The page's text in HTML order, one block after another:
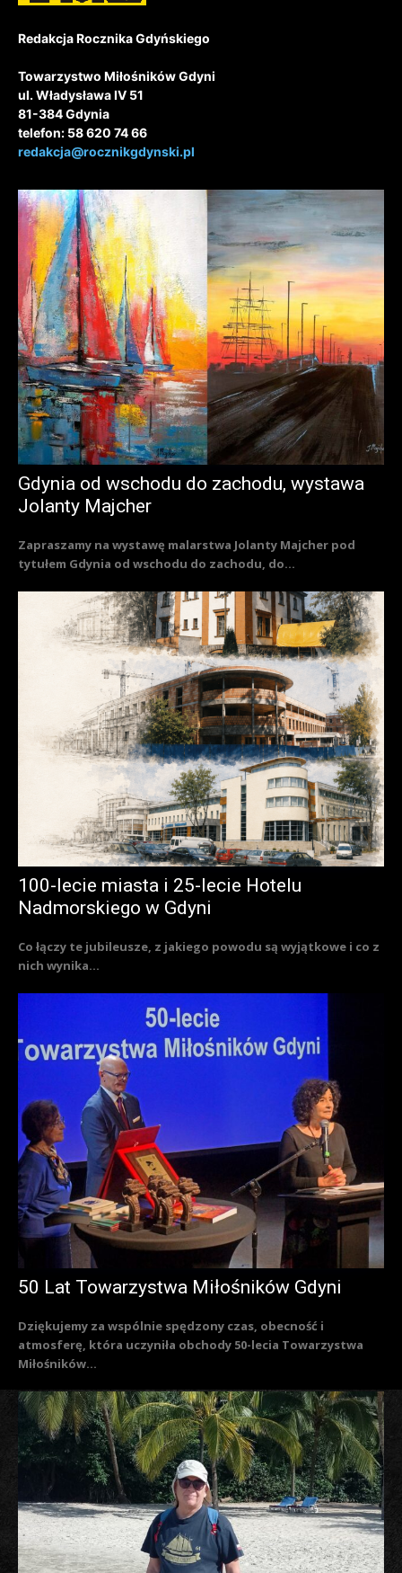
Redakcja Rocznika Gdyńskiego
Towarzystwo Miłośników Gdyni
ul. Władysława IV 51
81-384 Gdynia
telefon: 58 620 74 66
redakcja@rocznikgdynski.pl
Gdynia od wschodu do zachodu, wystawa
Jolanty Majcher
Zapraszamy na wystawę malarstwa Jolanty Majcher pod
tytułem Gdynia od wschodu do zachodu, do...
100-lecie miasta i 25-lecie Hotelu
Nadmorskiego w Gdyni
Co łączy te jubileusze, z jakiego powodu są wyjątkowe i co z
nich wynika...
50 Lat Towarzystwa Miłośników Gdyni
Dziękujemy za wspólnie spędzony czas, obecność i
atmosferę, która uczyniła obchody 50-lecia Towarzystwa
Miłośników...